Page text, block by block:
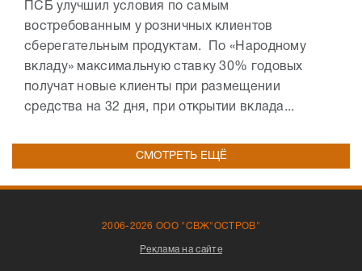
ПСБ улучшил условия по самым
востребованным у розничных клиентов
сберегательным продуктам. По «Народному
вкладу» максимальную ставку 30% годовых
получат новые клиенты при размещении
средства на 32 дня, при открытии вклада...
СМОТРЕТЬ ЕЩЁ
2006-2026 ООО "СВЖ"ОСТРОВ"
Реклама на сайте